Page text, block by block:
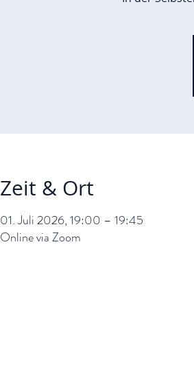
Zeit & Ort
01. Juli 2026, 19:00 – 19:45
Online via Zoom